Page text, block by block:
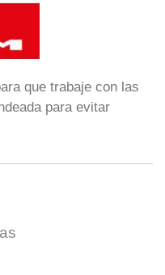
que trabaje con las
para evitar